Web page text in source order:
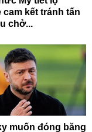
cam kết tránh tấn
chở...
muốn đóng băng